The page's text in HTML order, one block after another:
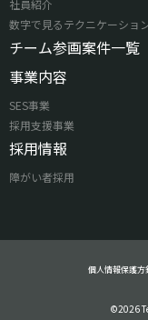
社員紹介
数字で見るテクニケーショ
チーム参画案件一覧
事業内容
SES事業
採用支援事業
採用情報
障がい者採用
©2026
個人情報保護方